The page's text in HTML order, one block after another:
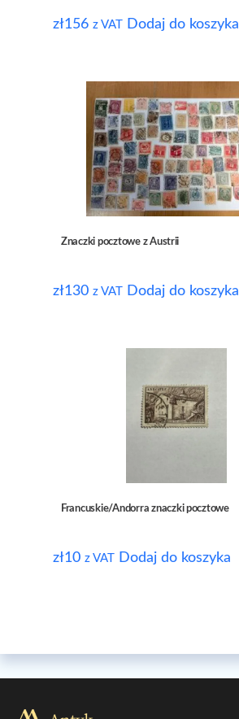
zł156 z VAT Dodaj do koszyka
Znaczki pocztowe z Austrii
zł130 z VAT Dodaj do koszyka
Francuskie/Andorra znaczki pocztowe
zł10 z VAT Dodaj do koszyka